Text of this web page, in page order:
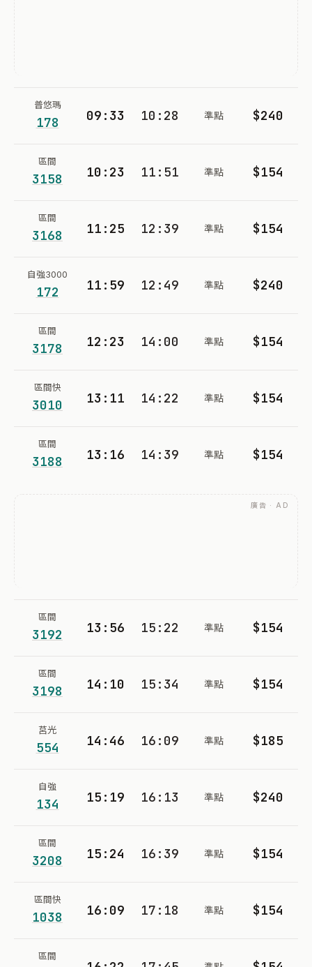
普悠瑪
178 09:33 10:28 準點 $240
區間
3158 10:23 11:51 準點 $154
區間
3168 11:25 12:39 準點 $154
自強3000
172 11:59 12:49 準點 $240
區間
3178 12:23 14:00 準點 $154
區間快
3010 13:11 14:22 準點 $154
區間
3188 13:16 14:39 準點 $154
廣告 · AD
區間
3192 13:56 15:22 準點 $154
區間
3198 14:10 15:34 準點 $154
莒光
554 14:46 16:09 準點 $185
自強
134 15:19 16:13 準點 $240
區間
3208 15:24 16:39 準點 $154
區間快
1038 16:09 17:18 準點 $154
區間